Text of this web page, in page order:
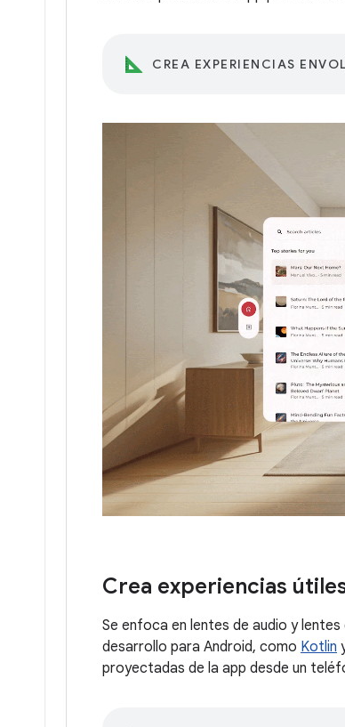
CREA EXPERIENCIAS
Crea experiencias
Se enfoca en lentes de audio y
desarrollo para Android, como Kotlin
proyectadas de la app desde un